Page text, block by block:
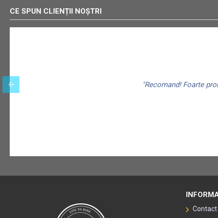
CE SPUN CLIENȚII NOȘTRI
"Recomand! Foarte
Contact